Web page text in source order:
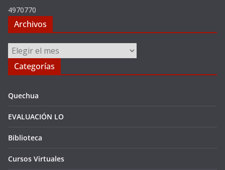
4970770
Archivos
Archivos
Categorías
Quechua
EVALUACIÓN LO
Biblioteca
Cursos Virtuales